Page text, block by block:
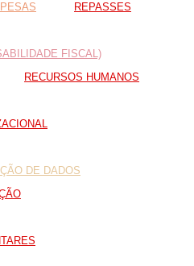
REPASSES
FISCAL)
RECURSOS HUMANOS
DE DADOS